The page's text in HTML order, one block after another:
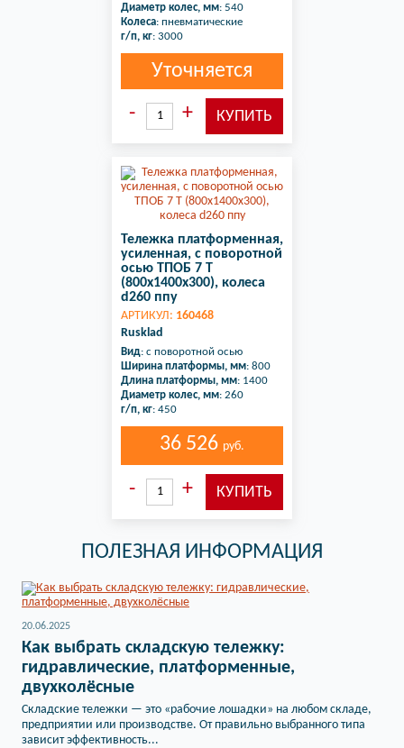
Диаметр колес, мм: 540
Колеса: пневматические
г/п, кг: 3000
Уточняется
Тележка платформенная,
усиленная, с поворотной
осью ТПОБ 7 Т
(800х1400х300), колеса
d260 ппу
АРТИКУЛ: 160468
Rusklad
Вид: с поворотной осью
Ширина платформы, мм: 800
Длина платформы, мм: 1400
Диаметр колес, мм: 260
г/п, кг: 450
36 526 руб.
ПОЛЕЗНАЯ ИНФОРМАЦИЯ
20.06.2025
Как выбрать складскую тележку:
гидравлические, платформенные,
двухколёсные
Складские тележки — это «рабочие лошадки» на любом складе,
предприятии или производстве. От правильно выбранного типа
зависит эффективность...